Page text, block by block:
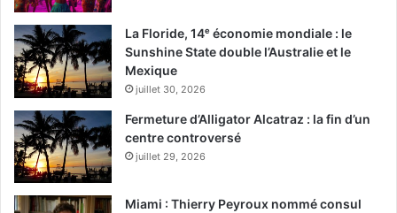
La Floride, 14ᵉ économie mondiale : le
Sunshine State double l’Australie et le
Mexique
juillet 30, 2026
Fermeture d’Alligator Alcatraz : la fin d’un
centre controversé
juillet 29, 2026
Miami : Thierry Peyroux nommé consul